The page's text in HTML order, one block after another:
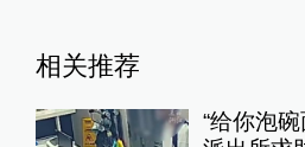
相关推荐
“给你泡